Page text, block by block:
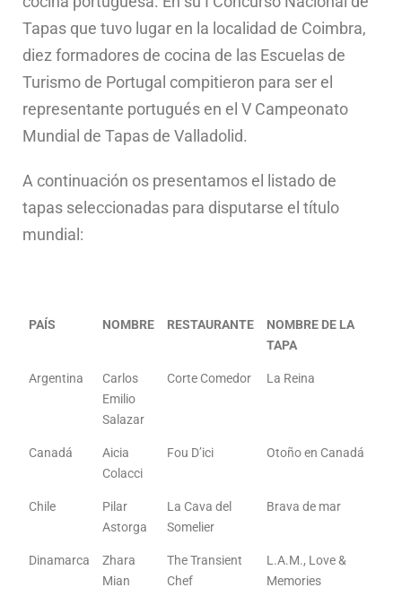
Tapas que tuvo lugar en la localidad de Coimbra,
diez formadores de cocina de las Escuelas de
Turismo de Portugal compitieron para ser el
representante portugués en el V Campeonato
Mundial de Tapas de Valladolid.
A continuación os presentamos el listado de
tapas seleccionadas para disputarse el título
mundial:
PAÍS NOMBRE RESTAURANTE
NOMBRE DE LA
TAPA
Argentina
Carlos
Emilio
Salazar
Corte Comedor La Reina
Canadá
Aicia
Colacci
Fou D’ici Otoño en Canadá
Chile
Pilar
Astorga
La Cava del
Somelier
Brava de mar
Dinamarca
Zhara
Mian
The Transient
Chef
L.A.M., Love &
Memories